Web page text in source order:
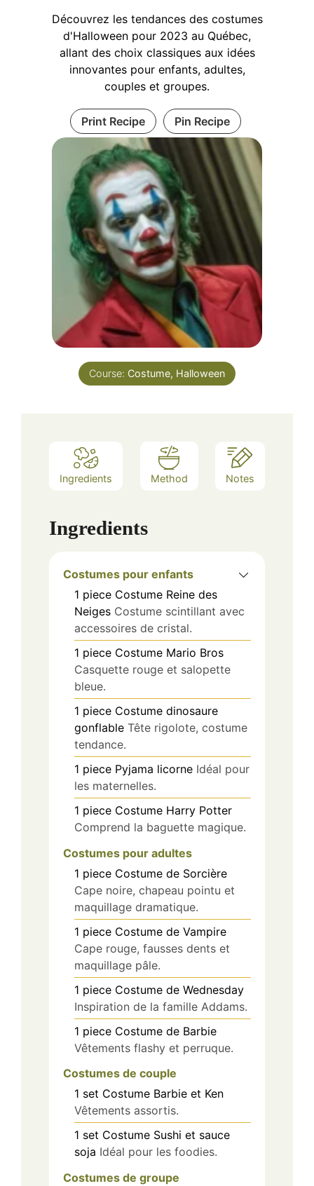
Découvrez les tendances des costumes
d'Halloween pour 2023 au Québec,
allant des choix classiques aux idées
innovantes pour enfants, adultes,
couples et groupes.
Print Recipe Pin Recipe
Course: Costume, Halloween
Ingredients Method Notes
Ingredients
Costumes pour enfants
1 piece Costume Reine des
Neiges Costume scintillant avec
accessoires de cristal.
1 piece Costume Mario Bros
Casquette rouge et salopette
bleue.
1 piece Costume dinosaure
gonflable Tête rigolote, costume
tendance.
1 piece Pyjama licorne Idéal pour
les maternelles.
1 piece Costume Harry Potter
Comprend la baguette magique.
Costumes pour adultes
1 piece Costume de Sorcière
Cape noire, chapeau pointu et
maquillage dramatique.
1 piece Costume de Vampire
Cape rouge, fausses dents et
maquillage pâle.
1 piece Costume de Wednesday
Inspiration de la famille Addams.
1 piece Costume de Barbie
Vêtements flashy et perruque.
Costumes de couple
1 set Costume Barbie et Ken
Vêtements assortis.
1 set Costume Sushi et sauce
soja Idéal pour les foodies.
Costumes de groupe